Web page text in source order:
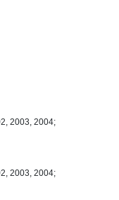
2003, 2004;
2003, 2004;